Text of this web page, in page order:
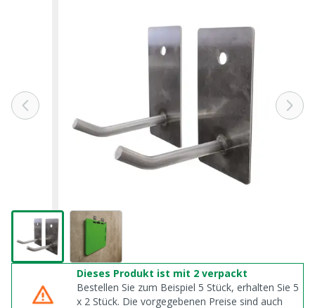
Dieses Produkt ist mit 2 verpackt
Bestellen Sie zum Beispiel 5 Stück, erhalten Sie 5
x 2 Stück. Die vorgegebenen Preise sind auch